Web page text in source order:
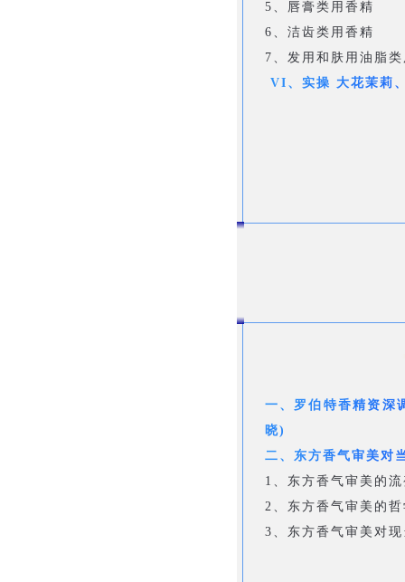
5、唇膏类用香精
6、洁齿类用香精
7、发用和肤用油脂
VI、实操 大花茉莉
一、 罗伯特香精资深
晓)
二、东方香气审美对
1、东方香气审美的
2、东方香气审美的
3、东方香气审美对